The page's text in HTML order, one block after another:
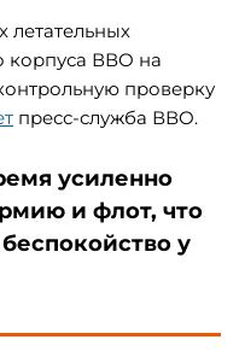
летательных
корпуса ВВО на
проверку
пресс-служба ВВО.
усиленно
и флот, что
у